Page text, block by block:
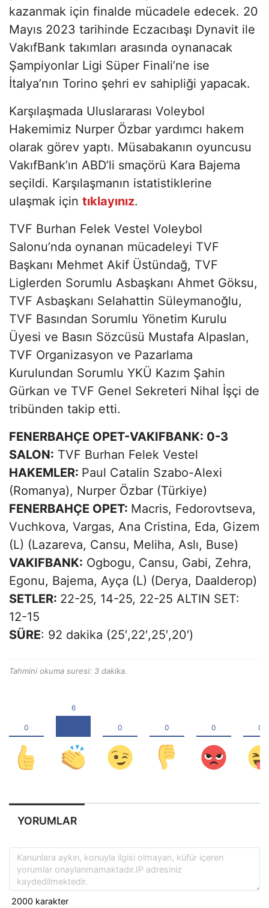
kazanmak için finalde mücadele edecek. 20
Mayıs 2023 tarihinde Eczacıbaşı Dynavit ile
VakıfBank takımları arasında oynanacak
Şampiyonlar Ligi Süper Finali’ne ise
İtalya’nın Torino şehri ev sahipliği yapacak.
Karşılaşmada Uluslararası Voleybol
Hakemimiz Nurper Özbar yardımcı hakem
olarak görev yaptı. Müsabakanın oyuncusu
VakıfBank’ın ABD’li smaçörü Kara Bajema
seçildi. Karşılaşmanın istatistiklerine
ulaşmak için tıklayınız.
TVF Burhan Felek Vestel Voleybol
Salonu’nda oynanan mücadeleyi TVF
Başkanı Mehmet Akif Üstündağ, TVF
Liglerden Sorumlu Asbaşkanı Ahmet Göksu,
TVF Asbaşkanı Selahattin Süleymanoğlu,
TVF Basından Sorumlu Yönetim Kurulu
Üyesi ve Basın Sözcüsü Mustafa Alpaslan,
TVF Organizasyon ve Pazarlama
Kurulundan Sorumlu YKÜ Kazım Şahin
Gürkan ve TVF Genel Sekreteri Nihal İşçi de
tribünden takip etti.
FENERBAHÇE OPET-VAKIFBANK: 0-3
SALON: TVF Burhan Felek Vestel
HAKEMLER: Paul Catalin Szabo-Alexi
(Romanya), Nurper Özbar (Türkiye)
FENERBAHÇE OPET: Macris, Fedorovtseva,
Vuchkova, Vargas, Ana Cristina, Eda, Gizem
(L) (Lazareva, Cansu, Meliha, Aslı, Buse)
VAKIFBANK: Ogbogu, Cansu, Gabi, Zehra,
Egonu, Bajema, Ayça (L) (Derya, Daalderop)
SETLER: 22-25, 14-25, 22-25 ALTIN SET:
12-15
SÜRE: 92 dakika (25′,22′,25′,20′)
Tahmini okuma suresi: 3 dakika.
YORUMLAR